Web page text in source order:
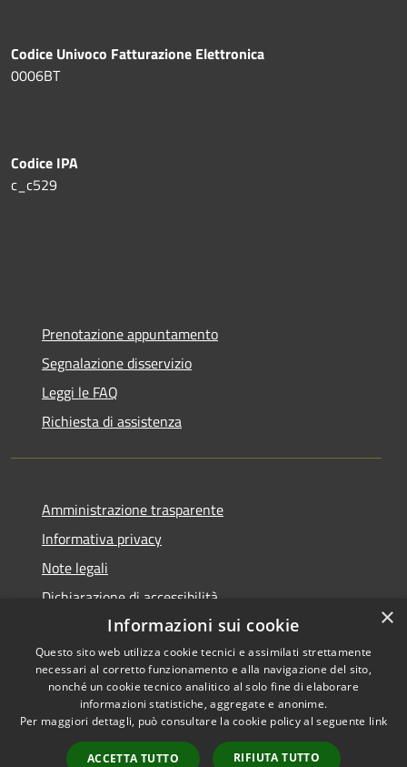
Codice Univoco Fatturazione Elettronica
0006BT
Codice IPA
c_c529
Prenotazione appuntamento
Segnalazione disservizio
Leggi le FAQ
Richiesta di assistenza
Amministrazione trasparente
Informativa privacy
Note legali
Dichiarazione di accessibilità
Accessibilità
Privacy
Copyright © 2026 • Comune di
Cerreto Guidi • Powered by
Municipium
Accesso
redazione
×
Informazioni sui cookie
Questo sito web utilizza cookie tecnici e assimilati strettamente
necessari al corretto funzionamento e alla navigazione del sito,
nonché un cookie tecnico analitico al solo fine di elaborare
informazioni statistiche, aggregate e anonime.
Per maggiori dettagli, può consultare la cookie policy al seguente link
ACCETTA TUTTO RIFIUTA TUTTO